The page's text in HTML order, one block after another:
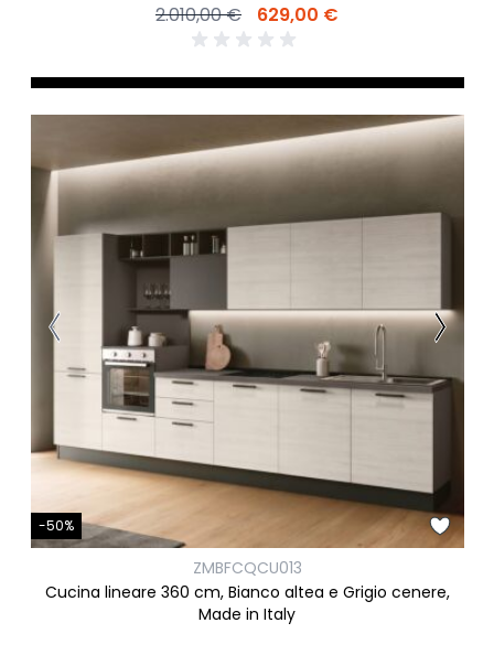
2.010,00 € 629,00 €
-50%
ZMBFCQCU013
Cucina lineare 360 cm, Bianco altea e Grigio cenere,
Made in Italy